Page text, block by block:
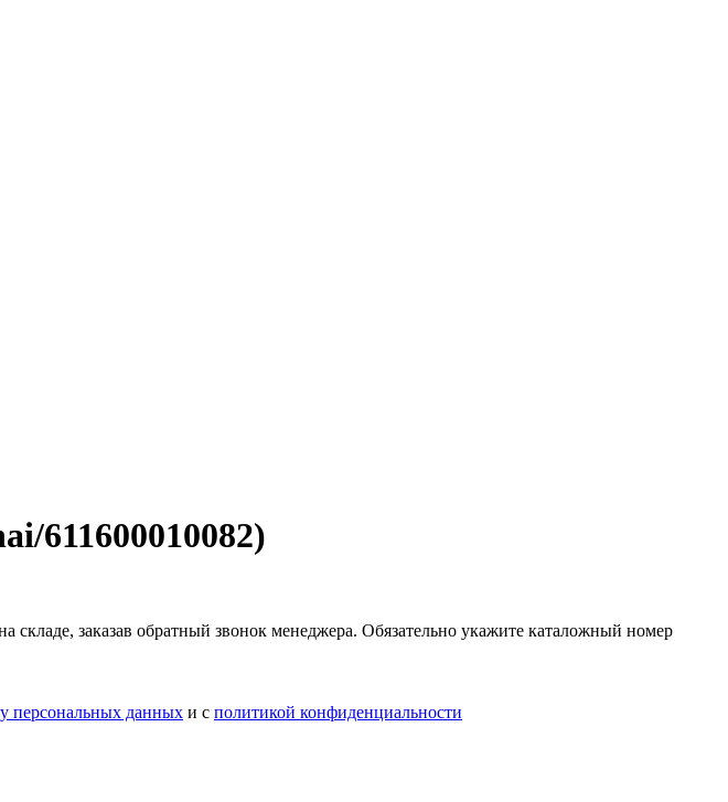
611600010082)
складе, заказав обратный звонок менеджера. Обязательно укажите каталожный номер
персональных данных и с политикой конфиденциальности